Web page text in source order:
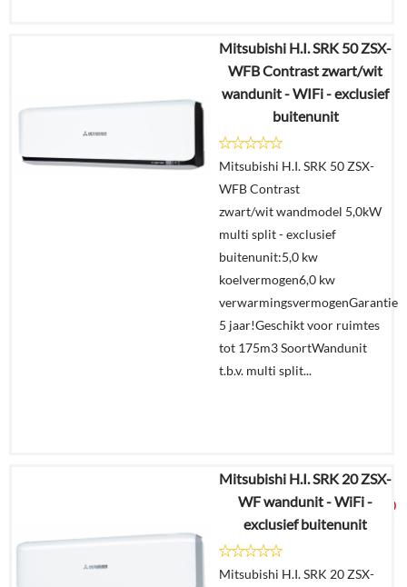
€1.742,40
€919,00
Offerte
In
winkelmand
Mitsubishi H.I. SRK 50 ZSX-
WFB Contrast zwart/wit
wandunit - WIFi - exclusief
buitenunit
Mitsubishi H.I. SRK 50 ZSX-
WFB Contrast
zwart/wit wandmodel 5,0kW
multi split - exclusief
buitenunit:5,0 kw
koelvermogen6,0 kw
verwarmingsvermogenGarantie
5 jaar!Geschikt voor ruimtes
tot 175m3 SoortWandunit
t.b.v. multi split...
€3.055,25
€1.599,00
Mitsubishi H.I. SRK 20 ZSX-
WF wandunit - WiFi -
exclusief buitenunit
Mitsubishi H.I. SRK 20 ZSX-